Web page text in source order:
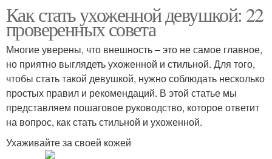
Как стать ухоженной девушкой: 22
проверенных совета
Многие уверены, что внешность – это не самое главное,
но приятно выглядеть ухоженной и стильной. Для того,
чтобы стать такой девушкой, нужно соблюдать несколько
простых правил и рекомендаций. В этой статье мы
представляем пошаговое руководство, которое ответит
на вопрос, как стать стильной и ухоженной.
Ухаживайте за своей кожей